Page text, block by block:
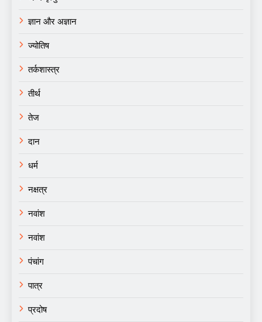
ज्ञान और अज्ञान
ज्योतिष
तर्कशास्त्र
तीर्थ
तेज
दान
धर्म
नक्षत्र
नवांश
नवांश
पंचांग
पात्र
प्रदोष